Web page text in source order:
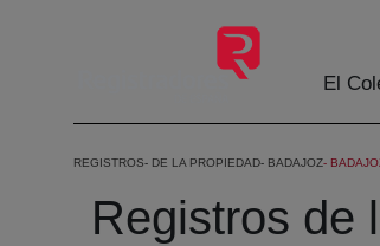
El
REGISTROS DE LA PROPIEDAD BADAJOZ
Registros de